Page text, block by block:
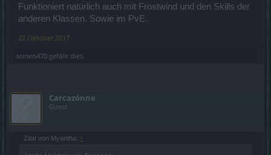
Funktioniert natürlich auch mit Frostwind und den Skills der
anderen Klassen. Sowie im PvE.
22 Oktober 2017
semen470 gefällt dies.
Carcazónne
Guest
Zitat von Myantha: ↑